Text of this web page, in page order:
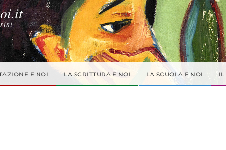
E NOI LA SCRITTURA E NOI LA SCUOLA E NOI IL